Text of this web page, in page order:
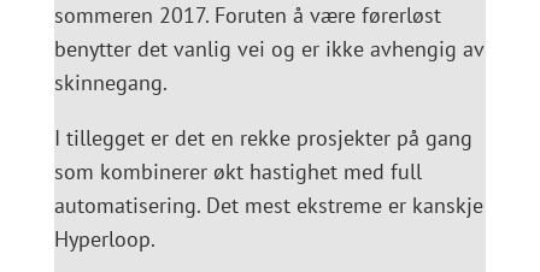
sommeren 2017. Foruten å være førerløst
benytter det vanlig vei og er ikke avhengig av
skinnegang.
I tillegget er det en rekke prosjekter på gang
som kombinerer økt hastighet med full
automatisering. Det mest ekstreme er kanskje
Hyperloop.